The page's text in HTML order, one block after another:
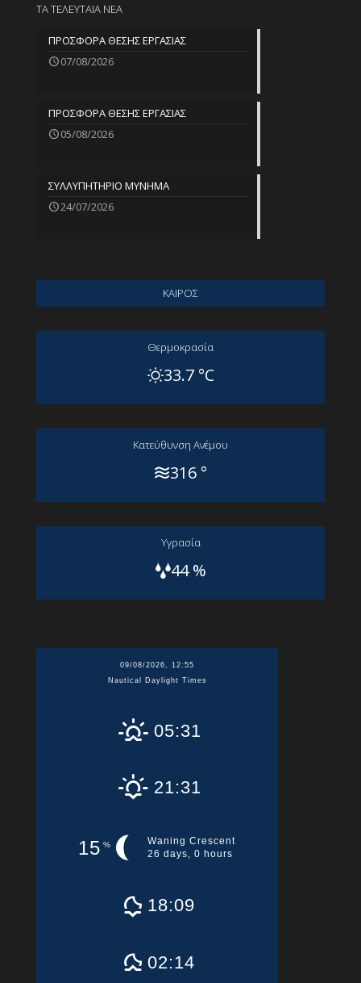
ΤΑ ΤΕΛΕΥΤΑΙΑ ΝΕΑ
ΠΡΟΣΦΟΡΑ ΘΕΣΗΣ ΕΡΓΑΣΙΑΣ
07/08/2026
ΠΡΟΣΦΟΡΑ ΘΕΣΗΣ ΕΡΓΑΣΙΑΣ
05/08/2026
ΣΥΛΛΥΠΗΤΗΡΙΟ ΜΥΝΗΜΑ
24/07/2026
ΚΑΙΡΟΣ
Θερμοκρασία
33.7 °C
Kατεύθυνση Aνέμου
316 °
Yγρασία
44 %
09/08/2026, 12:55
Nautical Daylight Times
05:31
21:31
15 %
Waning Crescent
26 days, 0 hours
18:09
02:14